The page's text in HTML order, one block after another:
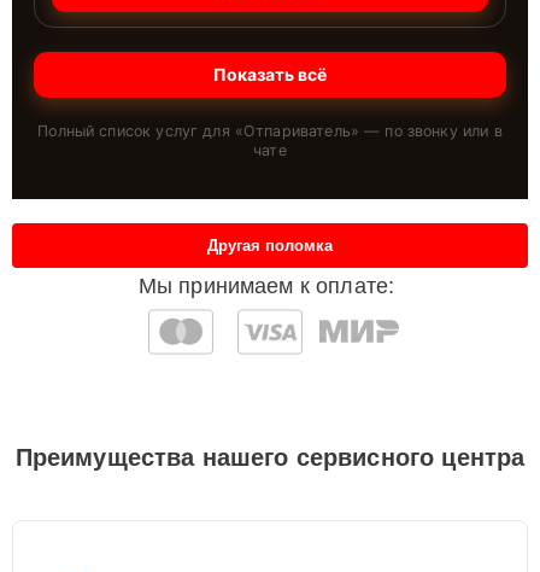
Показать всё
Полный список услуг для «Отпариватель» — по звонку или в
чате
Мы принимаем к оплате:
Другая поломка
Преимущества нашего сервисного центра